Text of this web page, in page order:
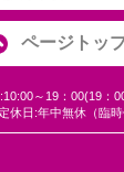
ページトッ
～19：00(19：
休日:年中無休（臨時